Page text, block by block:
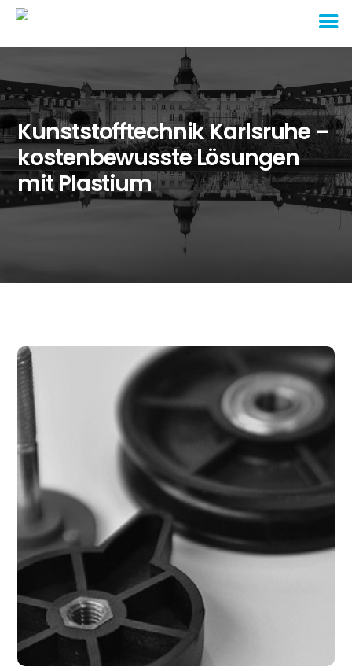
Kunststofftechnik Karlsruhe –
kostenbewusste Lösungen
mit Plastium